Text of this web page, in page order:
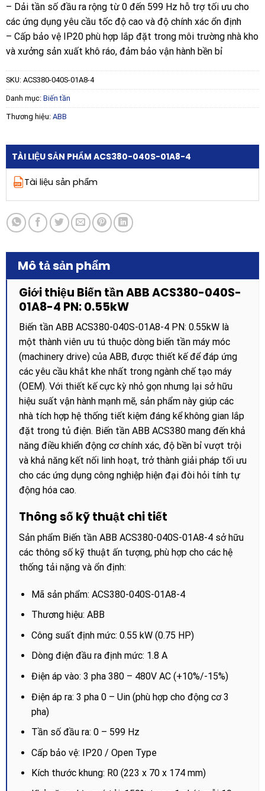
– Dải tần số đầu ra rộng từ 0 đến 599 Hz hỗ trợ tối ưu cho
các ứng dụng yêu cầu tốc độ cao và độ chính xác ổn định
– Cấp bảo vệ IP20 phù hợp lắp đặt trong môi trường nhà kho
và xưởng sản xuất khô ráo, đảm bảo vận hành bền bỉ
SKU: ACS380-040S-01A8-4
Danh mục: Biến tần
Thương hiệu: ABB
TÀI LIỆU SẢN PHẨM ACS380-040S-01A8-4
Tài liệu sản phẩm
Mô tả sản phẩm
Giới thiệu Biến tần ABB ACS380-040S-
01A8-4 PN: 0.55kW
Biến tần ABB ACS380-040S-01A8-4 PN: 0.55kW là
một thành viên ưu tú thuộc dòng biến tần máy móc
(machinery drive) của ABB, được thiết kế để đáp ứng
các yêu cầu khắt khe nhất trong ngành chế tạo máy
(OEM). Với thiết kế cực kỳ nhỏ gọn nhưng lại sở hữu
hiệu suất vận hành mạnh mẽ, sản phẩm này giúp các
nhà tích hợp hệ thống tiết kiệm đáng kể không gian lắp
đặt trong tủ điện. Biến tần ABB ACS380 mang đến khả
năng điều khiển động cơ chính xác, độ bền bỉ vượt trội
và khả năng kết nối linh hoạt, trở thành giải pháp tối ưu
cho các ứng dụng công nghiệp hiện đại đòi hỏi tính tự
động hóa cao.
Thông số kỹ thuật chi tiết
Sản phẩm Biến tần ABB ACS380-040S-01A8-4 sở hữu
các thông số kỹ thuật ấn tượng, phù hợp cho các hệ
thống tải nặng và ổn định:
Mã sản phẩm: ACS380-040S-01A8-4
Thương hiệu: ABB
Công suất định mức: 0.55 kW (0.75 HP)
Dòng điện đầu ra định mức: 1.8 A
Điện áp vào: 3 pha 380 – 480V AC (+10%/-15%)
Điện áp ra: 3 pha 0 – Uin (phù hợp cho động cơ 3
pha)
Tần số đầu ra: 0 – 599 Hz
Cấp bảo vệ: IP20 / Open Type
Kích thước khung: R0 (223 x 70 x 174 mm)